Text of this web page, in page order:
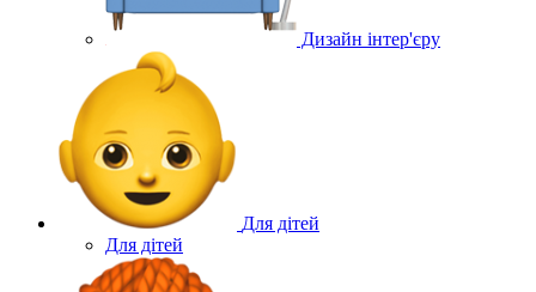
Дизайн інтер'єру
Для дітей
Для дітей